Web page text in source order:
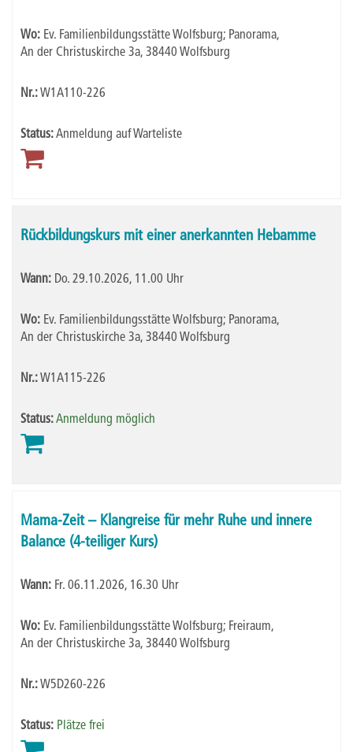
Wo: Ev. Familienbildungsstätte Wolfsburg; Panorama,
An der Christuskirche 3a, 38440 Wolfsburg
Nr.:W1A110-226
Status:Anmeldung auf Warteliste
Rückbildungskurs mit einer anerkannten Hebamme
Wann: Do. 29.10.2026, 11.00 Uhr
Wo: Ev. Familienbildungsstätte Wolfsburg; Panorama,
An der Christuskirche 3a, 38440 Wolfsburg
Nr.:W1A115-226
Status:Anmeldung möglich
Mama-Zeit – Klangreise für mehr Ruhe und innere
Balance (4-teiliger Kurs)
Wann: Fr. 06.11.2026, 16.30 Uhr
Wo: Ev. Familienbildungsstätte Wolfsburg; Freiraum,
An der Christuskirche 3a, 38440 Wolfsburg
Nr.:W5D260-226
Status: Plätze frei